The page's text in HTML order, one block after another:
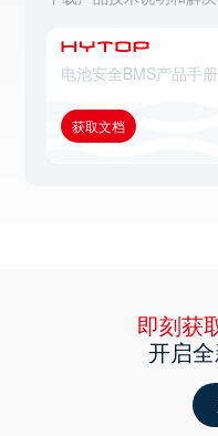
电池安全BMS产品手册
获取文档
即刻获
开启